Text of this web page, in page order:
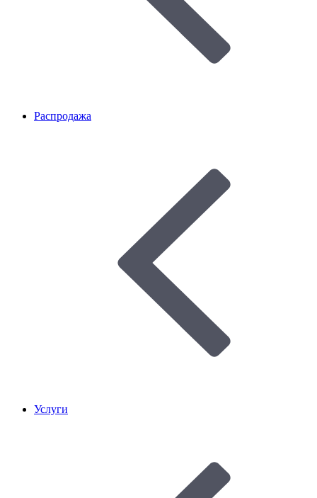
Распродажа
Услуги